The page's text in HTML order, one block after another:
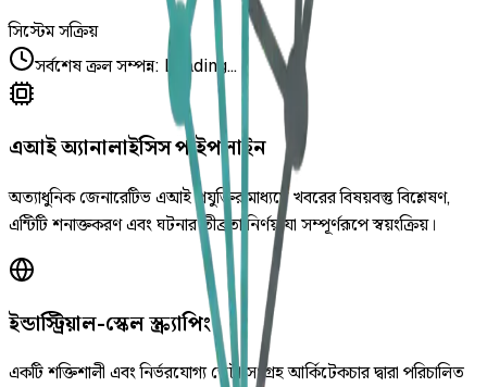
সিস্টেম সক্রিয়
সর্বশেষ ক্রল সম্পন্ন: Loading...
এআই অ্যানালাইসিস পাইপলাইন
অত্যাধুনিক জেনারেটিভ এআই প্রযুক্তির মাধ্যমে খবরের বিষয়বস্তু বিশ্লেষণ,
এন্টিটি শনাক্তকরণ এবং ঘটনার তীব্রতা নির্ণয় যা সম্পূর্ণরূপে স্বয়ংক্রিয়।
ইন্ডাস্ট্রিয়াল-স্কেল স্ক্র্যাপিং
একটি শক্তিশালী এবং নির্ভরযোগ্য ডেটা সংগ্রহ আর্কিটেকচার দ্বারা পরিচালিত